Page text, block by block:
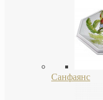
Санфаянс